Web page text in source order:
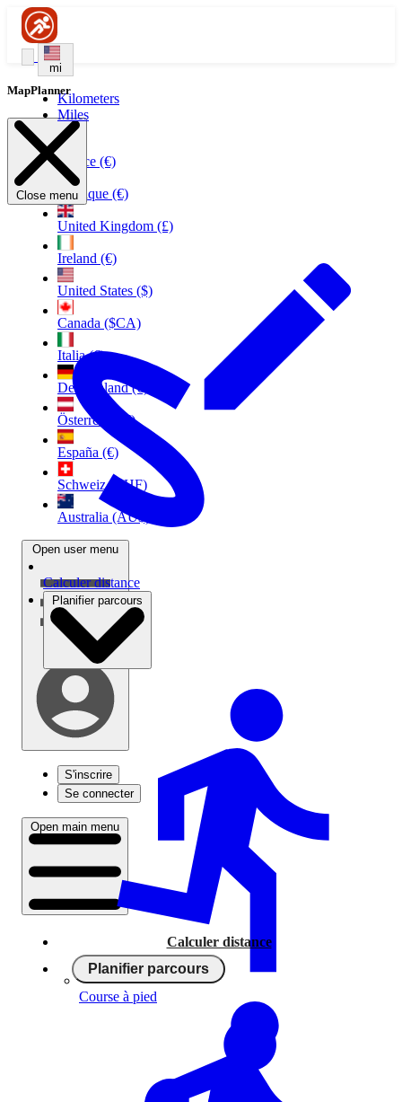
mi
Kilometers
Miles
France (€)
Belgique (€)
United Kingdom (£)
Ireland (€)
United States ($)
Canada ($CA)
Italia (€)
Deutschland (€)
Österreich (€)
España (€)
Schweiz (CHF)
Australia (AU$)
Open user menu
S'inscrire
Se connecter
Open main menu
Calculer distance
Planifier parcours
MapPlanner
Close menu
Calculer distance
Planifier parcours
Course à pied